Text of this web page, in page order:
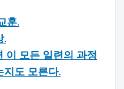
훈.
.
이 모든 일련의 과정
지도 모른다.